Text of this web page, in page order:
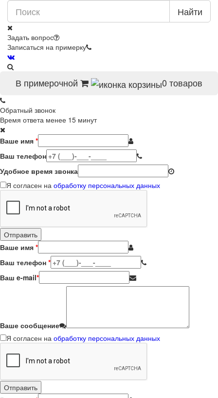
Найти
Задать вопрос
Записаться на примерку
В примерочной 0 товаров
Обратный звонок
Время ответа менее 15 минут
Ваше имя *
Ваш телефон
Удобное время звонка
Я согласен на обработку персональных данных
Ваше имя *
Ваш телефон *
Ваш e-mail*
Ваше сообщение
Я согласен на обработку персональных данных